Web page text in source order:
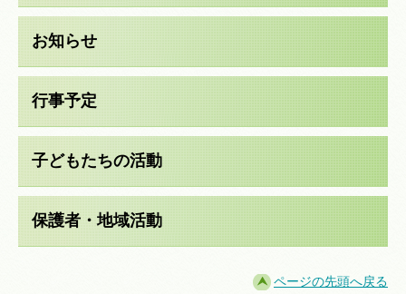
お知らせ
行事予定
子どもたちの活動
保護者・地域活動
ページの先頭へ戻る